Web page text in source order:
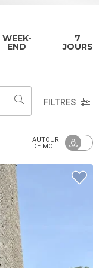
WEEK-
END
7
JOURS
FILTRES
AUTOUR
DE MOI